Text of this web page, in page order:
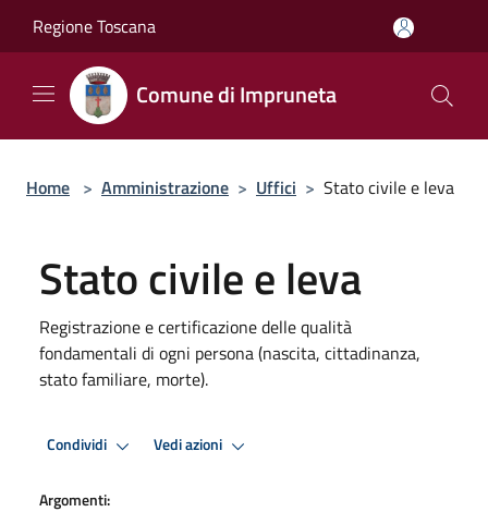
Regione Toscana
Comune di Impruneta
Home > Amministrazione > Uffici > Stato civile e leva
Stato civile e leva
Registrazione e certificazione delle qualità
fondamentali di ogni persona (nascita, cittadinanza,
stato familiare, morte).
Condividi Vedi azioni
Argomenti: